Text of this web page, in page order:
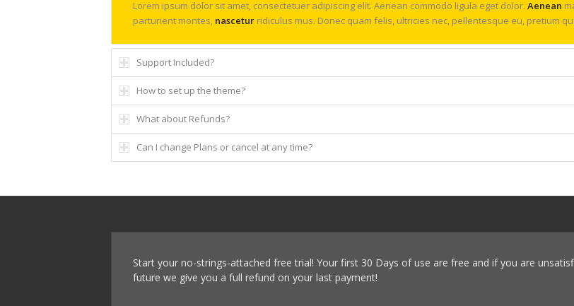
Lorem ipsum dolor sit amet, consectetuer adipiscing elit. Aenean commodo ligula eget dolor. Aenean
parturient montes, nascetur ridiculus mus. Donec quam felis, ultricies nec, pellentesque eu, pretium
Support Included?
How to set up the theme?
What about Refunds?
Can I change Plans or cancel at any time?
Start your no-strings-attached free trial! Your first 30 Days of use are free and if you are
future we give you a full refund on your last payment!